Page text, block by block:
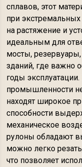
сплавов, этот
при экстремальных
на растяжение и
идеальным для
мосты,
зданий, где важно
годы
промышленности
находят широкое
способности
механическое
рулоны обладают
можно легко
что позволяет